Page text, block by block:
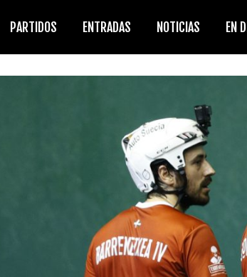
PARTIDOS ENTRADAS NOTICIAS EN